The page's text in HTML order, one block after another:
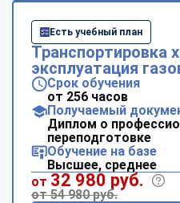
Есть учебный план
Транспортировка
эксплуатация
Срок обучения
от 256 часов
Получаемый
Диплом о
переподготовке
Обучение на базе
Высшее, среднее
от 32 980 руб.
от 54 980 руб.